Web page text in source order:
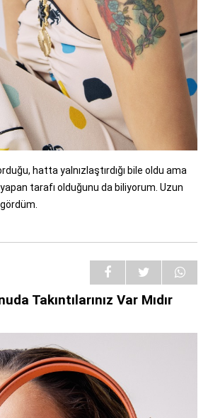
hatta yalnızlaştırdığı bile oldu ama
tarafı olduğunu da biliyorum. Uzun
Takıntılarınız Var Mıdır